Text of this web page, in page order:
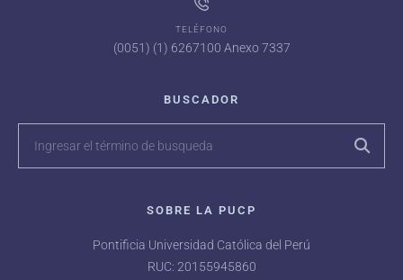
TELÉFONO
(0051) (1) 6267100 Anexo 7337
BUSCADOR
SOBRE LA PUCP
Pontificia Universidad Católica del Perú
RUC: 20155945860